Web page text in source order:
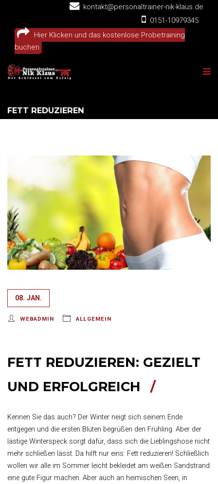
kontakt@personaltrainer-nik-klaus.de
0151-10979345
Hier Klicken und das kostenlose Probetraining
buchen
FETT REDUZIEREN
08. JAN.
WEBADMIN ALLGEMEIN
FETT REDUZIEREN: GEZIELT
UND ERFOLGREICH
Kennen Sie das auch? Der Winter neigt sich seinem Ende
entgegen und die ersten Blüten begrüßen den Frühling. Aber der
lästige Winterspeck sorgt dafür, dass sich die Lieblingshose nicht
mehr schließen lässt. Da hilft nur eins: Fett reduzieren! Schließlich
wollen wir alle im Sommer leicht bekleidet am weißen Sandstrand
eine gute Figur machen. Aber auch an heimischen Seen, in